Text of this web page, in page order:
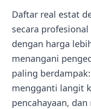
Daftar real estat
secara
dengan harga
menangani
paling
mengganti langit
pencahayaan,